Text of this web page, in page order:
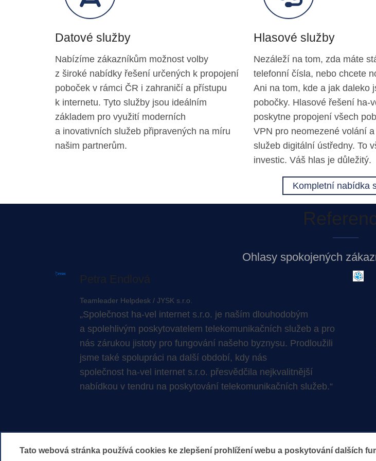
Datové služby
Nabízíme zákazníkům možnost volby
z široké nabídky řešení určených k propojení
poboček v rámci ČR i zahraničí a přístupu
k internetu. Tyto služby jsou ideálním
základem pro využití moderních
a inovativních služeb připravených na míru
našim partnerům.
Hlasové služby
Nezáleží na tom, zda máte
telefonní čísla, nebo chcete
Ani na tom, kde a jak daleko
pobočky. Hlasové řešení ha-
poskytne propojení všech
VPN pro neomezené volání
služeb digitální ústředny. To
investic. Váš hlas je důležitý.
Kompletní nabídka
Ohlasy spokojených
ObrázekPetra Endlová
Teamleader Helpdesk / JYSK s.r.o.
Společnost ha-vel internet s.r.o. je naším dlouhodobým
a spolehlivým poskytovatelem telekomunikačních služeb a pro
nás zárukou jistoty pro fungování našeho byznysu. Prodloužili
jsme také spolupráci na další období, kdy nás
společnost ha-vel internet s.r.o. přesvědčila nejkvalitnější
nabídkou v tendru na poskytování telekomunikačních služeb.
Tato webová stránka používá cookies ke zlepšení prohlížení webu a poskytování dalších